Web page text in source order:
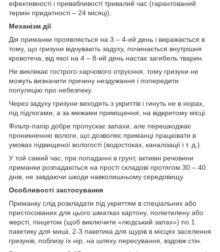
ефективності і привабливості тривалий час (гарантований
термін придатності – 24 місяці).
Механізм дії
Дія приманки проявляється на 3 – 4-ий день і виражається в
тому, що гризуни відчувають задуху, починається внутрішня
кровотеча, від якої на 4 – 8-ий день настає загибель тварин.
Не викликає гострого харчового отруєння, тому гризуни не
можуть визначити причину нездужання і попередити
популяцію про небезпеку.
Через задуху гризуни виходять з укриттів і гинуть не в норах,
під підлогами, а за межами приміщення, на відкритому місці.
Фільтр-папір добре пропускає запахи, але перешкоджає
проникненню вологи, що дозволяє приманці працювати в
умовах підвищеної вологості (водостоках, каналізації і т. д.).
У той самий час, при попаданні в грунт, активні речовини
приманки розпадаються на прості складові протягом 30 – 40
днів, не завдаючи шкоди навколишньому середовищу.
Особливості застосування
Приманку слід розкладати під укриттям в спеціальних або
пристосованих для цього шматках картону, поліетилену або
жерсті, пінцетом (щоб виключити «людський запах») по 1
пакетику для миші, 2-3 пакетика для щурів в місцях заселення
гризунів, поблизу їх нір, на шляху пересування, вздовж стін.